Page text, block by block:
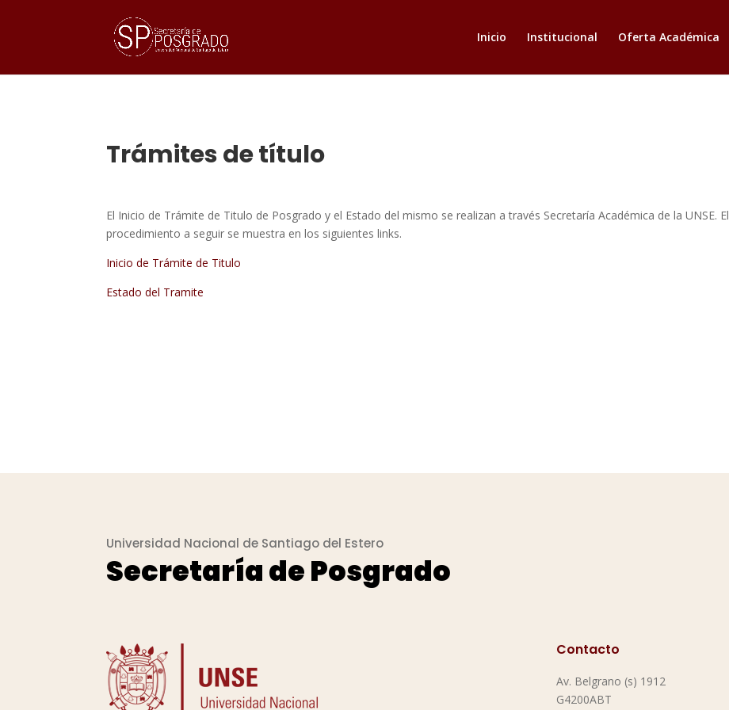
Inicio Institucional Oferta Académica
Trámites de título
El Inicio de Trámite de Titulo de Posgrado y el Estado del mismo se realizan a través Secretaría Académica de la UNSE. El
procedimiento a seguir se muestra en los siguientes links.
Inicio de Trámite de Titulo
Estado del Tramite
Universidad Nacional de Santiago del Estero
Secretaría de Posgrado
Contacto
Av. Belgrano (s) 1912
G4200ABT